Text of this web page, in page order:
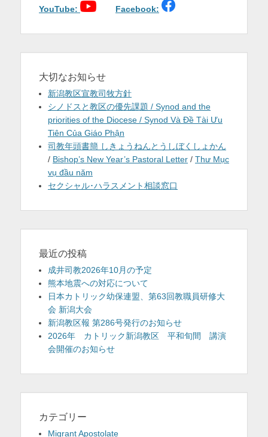
ン
YouTube: Facebook:
大切なお知らせ
新潟教区宣教司牧方針
シノドスと教区の優先課題 / Synod and the
priorities of the Diocese / Synod Và Đề Tài Ưu
Tiên Của Giáo Phận
司教年頭書簡 しきょうねんとうしぼくしょかん
/ Bishop’s New Year’s Pastoral Letter / Thư Mục
vụ đầu năm
セクシャル･ハラスメント相談窓口
最近の投稿
成井司教2026年10月の予定
熊本地震への対応について
日本カトリック幼保連盟、第63回教職員研修大
会 新潟大会
新潟教区報 第286号発行のお知らせ
2026年 カトリック新潟教区 平和旬間 講演
会開催のお知らせ
カテゴリー
Migrant Apostolate